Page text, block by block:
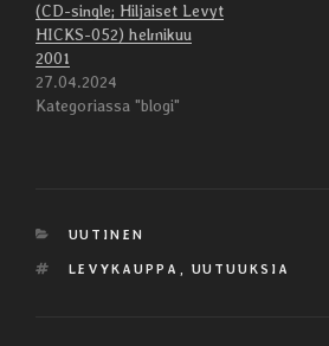
(CD-single; Hiljaiset Levyt
HICKS-052) helmikuu
2001
27.04.2024
Kategoriassa "blogi"
KATEGORIAT
UUTINEN
AVAINSANAT
LEVYKAUPPA UUTUUKSIA